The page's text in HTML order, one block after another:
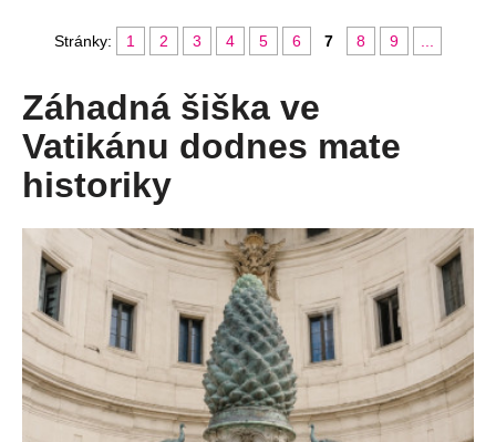
Stránky: 1 2 3 4 5 6 7 8 9
Záhadná šiška ve
Vatikánu dodnes mate
historiky